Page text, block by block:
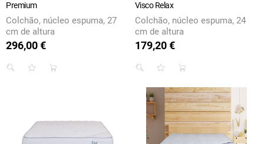
Premium
Colchão, núcleo espuma, 27
cm de altura
Preço
296,00 €
Visco Relax
Colchão, núcleo espuma, 24
cm de altura
Preço
179,20 €